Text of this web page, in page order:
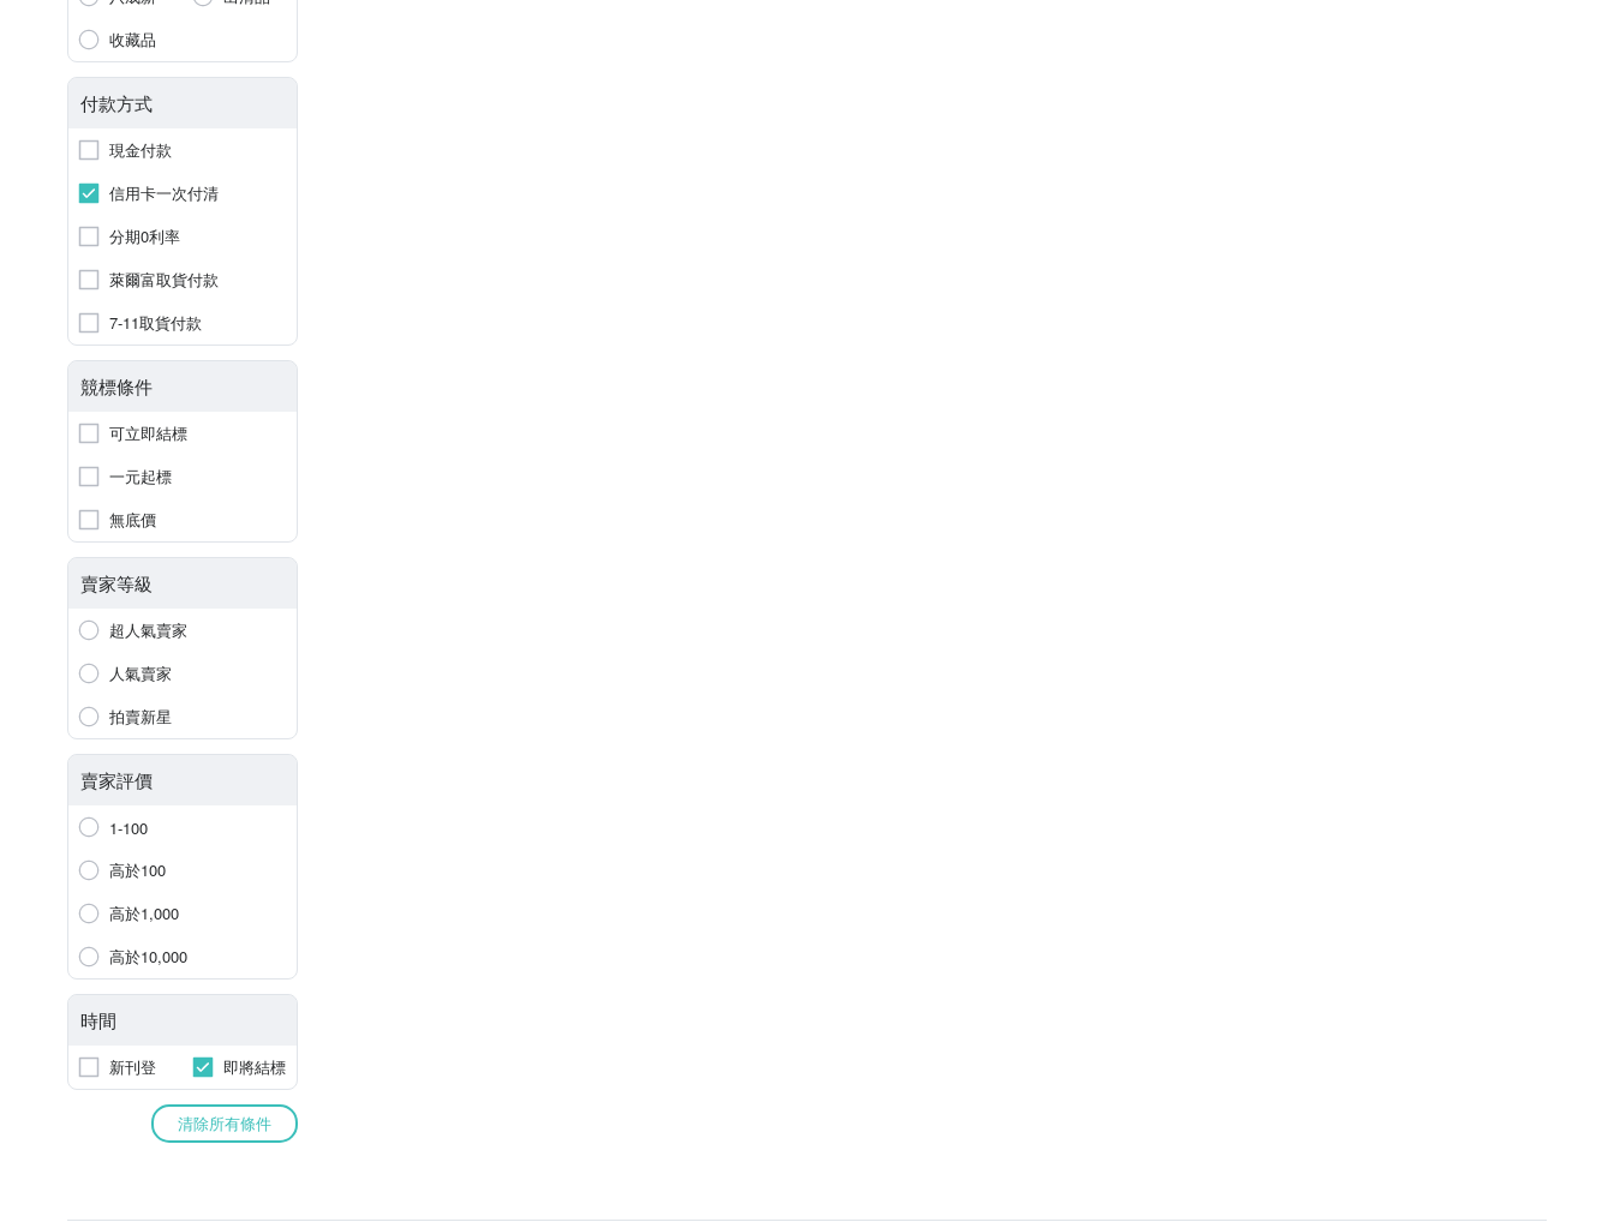
收藏品
付款方式
現金付款
信用卡一次付清
分期0利率
萊爾富取貨付款
7-11取貨付款
競標條件
可立即結標
一元起標
無底價
賣家等級
超人氣賣家
人氣賣家
拍賣新星
賣家評價
1-100
高於100
高於1,000
高於10,000
時間
新刊登 即將結標
清除所有條件